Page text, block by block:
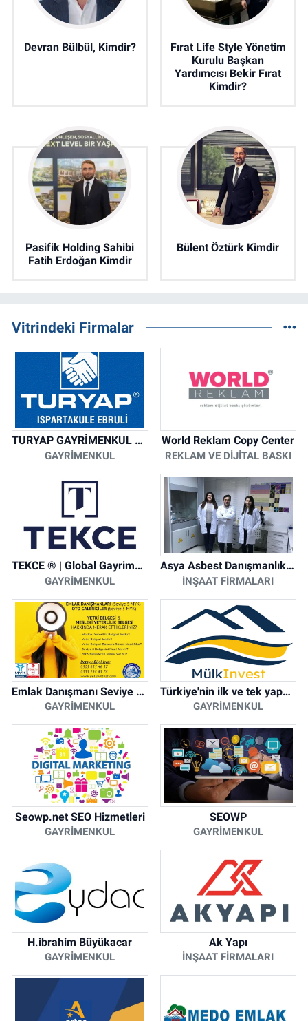
Devran Bülbül, Kimdir?
Fırat Life Style Yönetim
Kurulu Başkan
Yardımcısı Bekir Fırat
Kimdir?
Pasifik Holding Sahibi
Fatih Erdoğan Kimdir
Bülent Öztürk Kimdir
Vitrindeki Firmalar
TURYAP GAYRİMENKUL DANIŞMANLIK HİZMETLERİ
GAYRIMENKUL
World Reklam Copy Center
REKLAM VE DIJITAL BASKI
TEKCE ® | Global Gayrimenkul Şirketi
GAYRIMENKUL
Asya Asbest Danışmanlık - Asbest Söküm ve Asbest Raporu
İNŞAAT FIRMALARI
Emlak Danışmanı Seviye 5 Mesleki Yeterlilik Belgesi
GAYRIMENKUL
Türkiye'nin ilk ve tek yapay zeka destekli arsa ilan platformu
GAYRIMENKUL
Seowp.net SEO Hizmetleri
GAYRIMENKUL
SEOWP
GAYRIMENKUL
H.ibrahim Büyükacar
GAYRIMENKUL
Ak Yapı
İNŞAAT FIRMALARI